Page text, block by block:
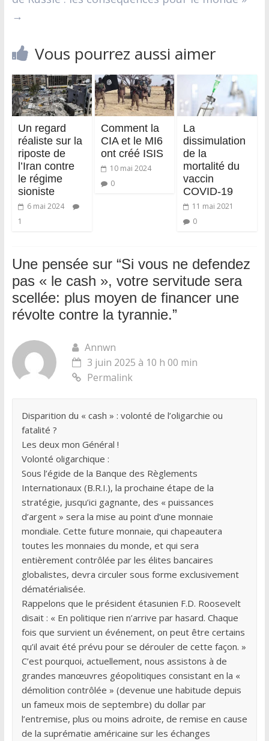
→
Vous pourrez aussi aimer
Un regard
réaliste sur la
riposte de
l’Iran contre
le régime
sioniste
6 mai 2024
1
Comment la
CIA et le MI6
ont créé ISIS
10 mai 2024
0
La
dissimulation
de la
mortalité du
vaccin
COVID-19
11 mai 2021
0
Une pensée sur “Si vous ne defendez
pas « le cash », votre servitude sera
scellée: plus moyen de financer une
révolte contre la tyrannie.”
Annwn
3 juin 2025 à 10 h 00 min
Permalink
Disparition du « cash » : volonté de l’oligarchie ou
fatalité ?
Les deux mon Général !
Volonté oligarchique :
Sous l’égide de la Banque des Règlements
Internationaux (B.R.I.), la prochaine étape de la
stratégie, jusqu’ici gagnante, des « puissances
d’argent » sera la mise au point d’une monnaie
mondiale. Cette future monnaie, qui chapeautera
toutes les monnaies du monde, et qui sera
entièrement contrôlée par les élites bancaires
globalistes, devra circuler sous forme exclusivement
dématérialisée.
Rappelons que le président étasunien F.D. Roosevelt
disait : « En politique rien n’arrive par hasard. Chaque
fois que survient un événement, on peut être certains
qu’il avait été prévu pour se dérouler de cette façon. »
C’est pourquoi, actuellement, nous assistons à de
grandes manœuvres géopolitiques consistant en la «
démolition contrôlée » (devenue une habitude depuis
un fameux mois de septembre) du dollar par
l’entremise, plus ou moins adroite, de remise en cause
de la suprématie américaine sur les échanges